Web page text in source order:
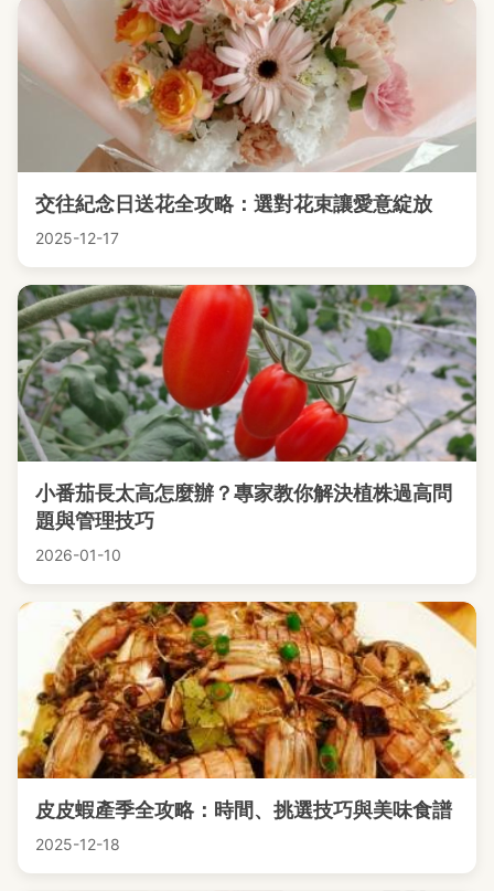
交往紀念日送花全攻略：選對花束讓愛意綻放
2025-12-17
小番茄長太高怎麼辦？專家教你解決植株過高問
題與管理技巧
2026-01-10
皮皮蝦產季全攻略：時間、挑選技巧與美味食譜
2025-12-18